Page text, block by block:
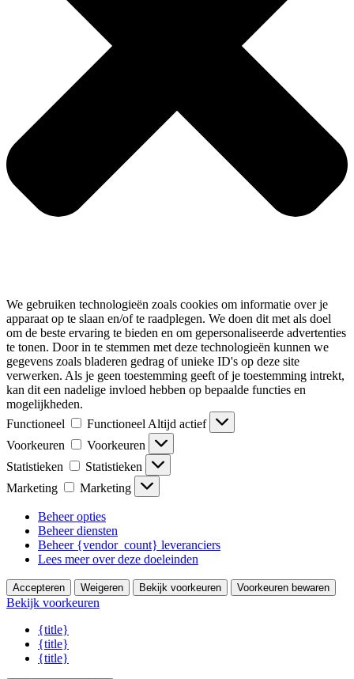
We gebruiken technologieën zoals cookies om informatie over je
apparaat op te slaan en/of te raadplegen. We doen dit met als doel
om de beste ervaring te bieden en om gepersonaliseerde advertenties
te tonen. Door in te stemmen met deze technologieën kunnen we
gegevens zoals bladeren gedrag of unieke ID's op deze site
verwerken. Als je geen toestemming geeft of je toestemming intrekt,
kan dit een nadelige invloed hebben op bepaalde functies en
mogelijkheden.
Functioneel
Functioneel Altijd actief
Voorkeuren
Voorkeuren
Statistieken
Statistieken
Marketing
Marketing
Beheer opties
Beheer diensten
Beheer {vendor_count} leveranciers
Lees meer over deze doeleinden
Accepteren Weigeren Bekijk voorkeuren Voorkeuren bewaren
Bekijk voorkeuren
{title}
{title}
{title}